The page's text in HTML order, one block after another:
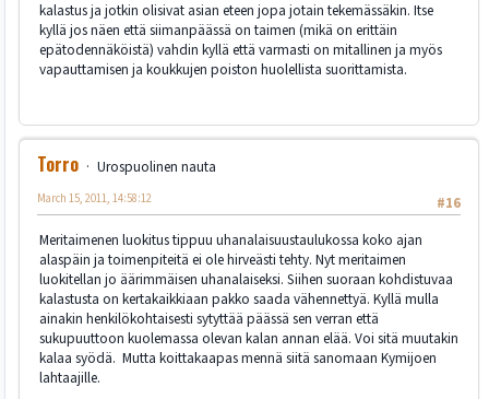
kalastus ja jotkin olisivat asian eteen jopa jotain tekemässäkin. Itse
kyllä jos näen että siimanpäässä on taimen (mikä on erittäin
epätodennäköistä) vahdin kyllä että varmasti on mitallinen ja myös
vapauttamisen ja koukkujen poiston huolellista suorittamista.
Torro
Urospuolinen nauta
#16
March 15, 2011, 14:58:12
Meritaimenen luokitus tippuu uhanalaisuustaulukossa koko ajan
alaspäin ja toimenpiteitä ei ole hirveästi tehty. Nyt meritaimen
luokitellan jo äärimmäisen uhanalaiseksi. Siihen suoraan kohdistuvaa
kalastusta on kertakaikkiaan pakko saada vähennettyä. Kyllä mulla
ainakin henkilökohtaisesti sytyttää päässä sen verran että
sukupuuttoon kuolemassa olevan kalan annan elää. Voi sitä muutakin
kalaa syödä. Mutta koittakaapas mennä siitä sanomaan Kymijoen
lahtaajille.